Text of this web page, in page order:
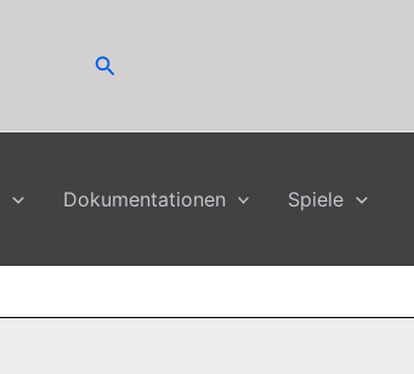
Suchen
Dokumentationen Spiele